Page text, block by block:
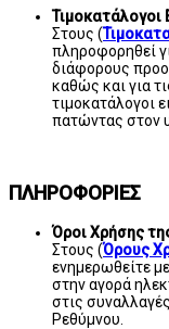
Τιμοκατάλογοι
Στους (
πληροφορηθεί
διάφορους
καθώς και για
τιμοκατάλογοι
πατώντας στον
ΠΛΗΡΟΦΟΡΙΕΣ
Όροι Χρήσης
Στους (Όρους
ενημερωθείτε
στην αγορά
στις
Ρεθύμνου.